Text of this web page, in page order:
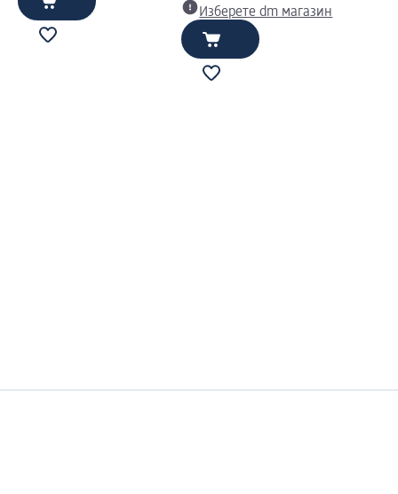
Изберете dm магазин